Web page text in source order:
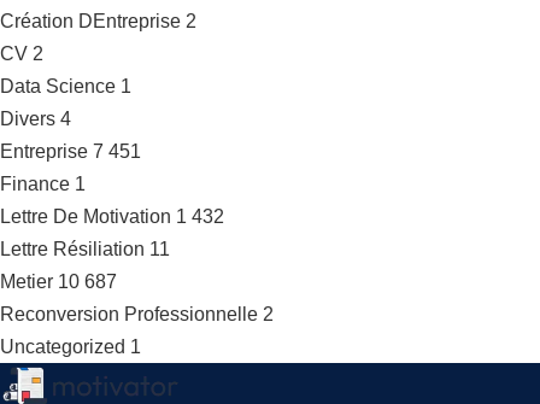
Création DEntreprise 2
CV 2
Data Science 1
Divers 4
Entreprise 7 451
Finance 1
Lettre De Motivation 1 432
Lettre Résiliation 11
Metier 10 687
Reconversion Professionnelle 2
Uncategorized 1